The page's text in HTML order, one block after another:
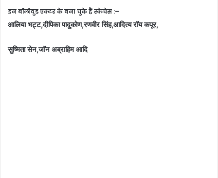
इन बॉलीवुड एक्टर के बना चुके हैं स्केचेस :–
आलिया भट्ट,दीपिका पादुकोण,रणवीर सिंह,आदित्य रॉय कपूर,
सुष्मिता सेन,जॉन अब्राहिम आदि